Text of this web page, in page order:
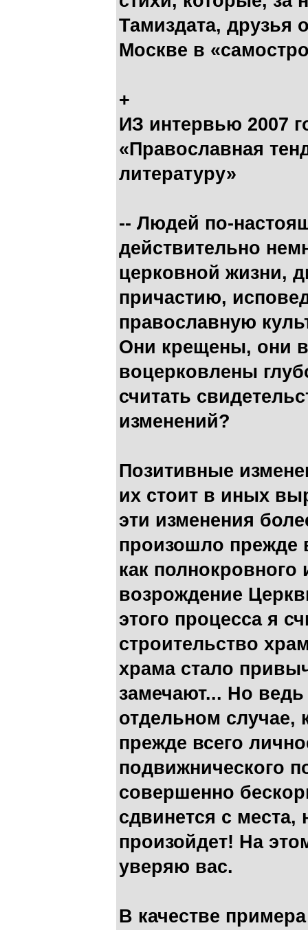
Тамиздата, друзья
Москве в
+
ИЗ интервью 2007
«Православная
литературу»
-- Людей по-
действительно
церковной жизни,
причастию,
православную
Они крещены, они
воцерковлены
считать
изменений?
Позитивные
их стоит в иных
эти изменения
произошло прежде
как полнокровного
возрождение
этого процесса я
строительство
храма стало
замечают... Но
отдельном случае,
прежде всего
подвижнического
совершенно
сдвинется с места,
произойдет! На
уверяю вас.
В качестве